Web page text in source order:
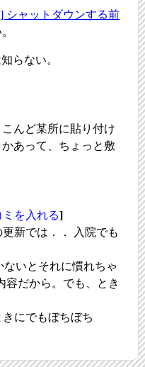
シャットダウンする前
らない。
んど某所に貼り付け
あって、ちょっと敷
ミを入れる]
新では．． 入院でも
いとそれに慣れちゃ
容だから。でも、とき
にでもぼちぼち